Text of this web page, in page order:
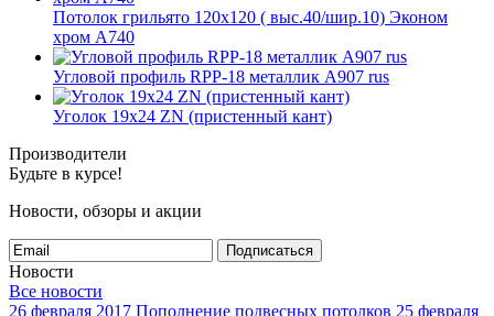
Потолок грильято 120х120 ( выс.40/шир.10) Эконом
хром А740
Угловой профиль RPP-18 металлик А907 rus
Уголок 19х24 ZN (пристенный кант)
Производители
Будьте в курсе!
Новости, обзоры и акции
Подписаться
Новости
Все новости
26 февраля 2017 Пополнение подвесных потолков 25 февраля